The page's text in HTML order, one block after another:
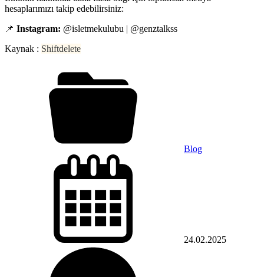
hesaplarımızı takip edebilirsiniz:
📌 Instagram: @isletmekulubu | @genztalkss
Kaynak : Shiftdelete
Blog
24.02.2025